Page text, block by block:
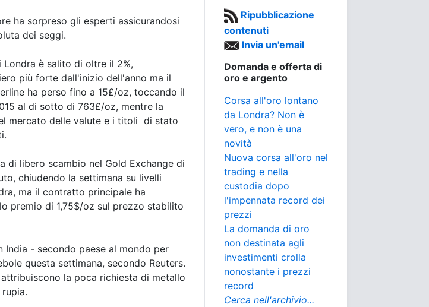
ha sorpreso gli esperti assicurandosi
dei seggi.
Londra è salito di oltre il 2%,
più forte dall'inizio dell'anno ma il
ha perso fino a 15£/oz, toccando il
al di sotto di 763£/oz, mentre la
mercato delle valute e i titoli di stato
di libero scambio nel Gold Exchange di
chiudendo la settimana su livelli
ma il contratto principale ha
premio di 1,75$/oz sul prezzo stabilito
India - secondo paese al mondo per
questa settimana, secondo Reuters.
la poca richiesta di metallo
Ripubblicazione
contenuti
Invia un'email
Domanda e offerta di
oro e argento
Corsa all'oro lontano
da Londra? Non è
vero, e non è una
novità
Nuova corsa all'oro nel
trading e nella
custodia dopo
l'impennata record dei
prezzi
La domanda di oro
non destinata agli
investimenti crolla
nonostante i prezzi
record
Cerca nell'archivio...